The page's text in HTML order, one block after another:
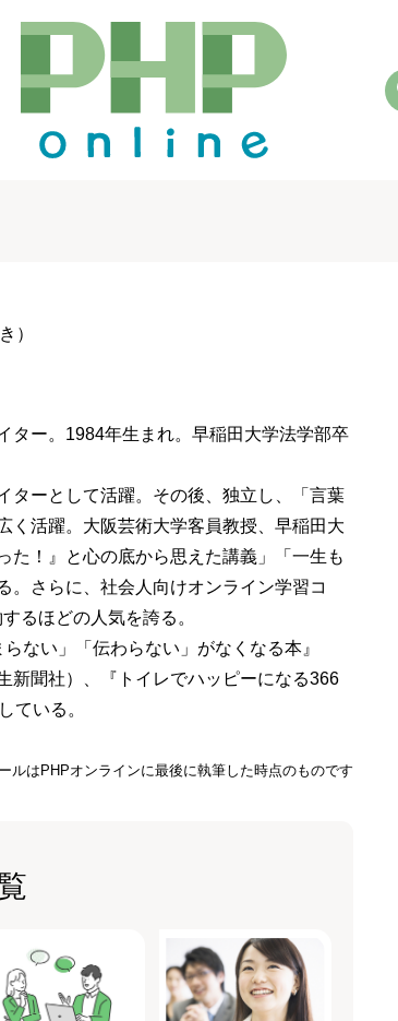
）
ター。1984年生まれ。早稲田大学法学部卒
ターとして活躍。その後、独立し、「言葉
く活躍。大阪芸術大学客員教授、早稲田大
た！』と心の底から思えた講義」「一生も
。さらに、社会人向けオンライン学習コ
るほどの人気を誇る。
ない」「伝わらない」がなくなる本』
新聞社）、『トイレでハッピーになる366
ている。
ルはPHPオンラインに最後に執筆した時点のものです